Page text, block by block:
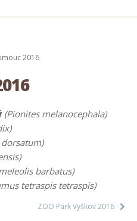
2016
(Pionites melanocephala)
barbatus)
tetraspis tetraspis)
ZOO Park Vyškov 2016